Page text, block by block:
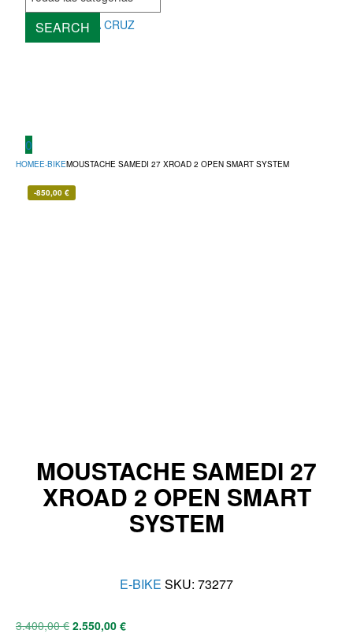
SANTA CRUZ
SEARCH
0
HOMEE-BIKEMOUSTACHE SAMEDI 27 XROAD 2 OPEN SMART SYSTEM
-850,00 €
MOUSTACHE SAMEDI 27
XROAD 2 OPEN SMART
SYSTEM
E-BIKE SKU: 73277
3.400,00€ 2.550,00 €